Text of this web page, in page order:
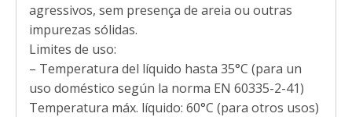
agressivos, sem presença de areia ou outras
impurezas sólidas.
Limites de uso:
– Temperatura del líquido hasta 35°C (para un
uso doméstico según la norma EN 60335-2-41)
Temperatura máx. líquido: 60°C (para otros usos)